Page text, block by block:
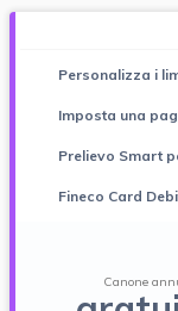
Personalizza i
Imposta una
Prelievo Smart
Fineco Card
Canone